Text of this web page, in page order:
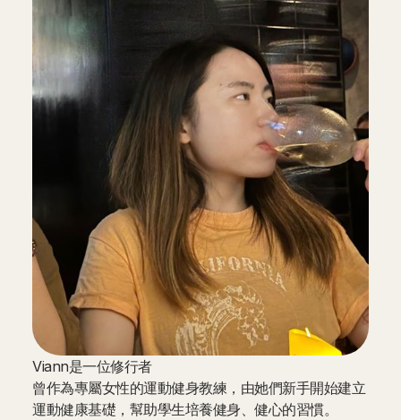
Viann是一位修行者
曾作為專屬女性的運動健身教練，由她們新手開始建立
運動健康基礎，幫助學生培養健身、健心的習慣。